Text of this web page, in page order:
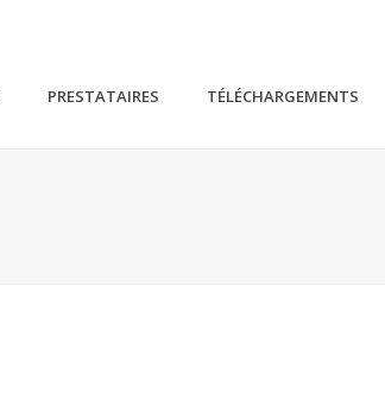
PRESTATAIRES TÉLÉCHARGEMENTS